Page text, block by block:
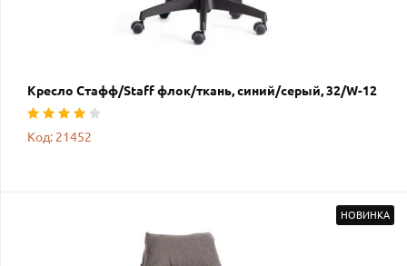
Кресло Стафф/Staff флок/ткань, синий/серый, 32/W-12
Код: 21452
НОВИНКА